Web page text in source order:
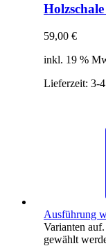
59,00 €
inkl. 19 %
Lieferzeit: 3-
Ausführung
Varianten
gewählt